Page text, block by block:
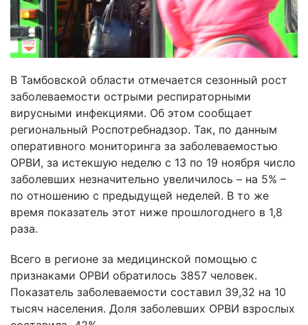
В Тамбовской области отмечается сезонный рост
заболеваемости острыми респираторными
вирусными инфекциями. Об этом сообщает
региональный Роспотребнадзор. Так, по данным
оперативного мониторинга за заболеваемостью
ОРВИ, за истекшую неделю с 13 по 19 ноября число
заболевших незначительно увеличилось – на 5% –
по отношению с предыдущей неделей. В то же
время показатель этот ниже прошлогоднего в 1,8
раза.
Всего в регионе за медицинской помощью с
признаками ОРВИ обратилось 3857 человек.
Показатель заболеваемости составил 39,32 на 10
тысяч населения. Доля заболевших ОРВИ взрослых